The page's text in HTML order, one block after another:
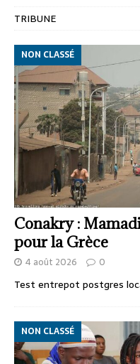
TRIBUNE
Conakry :
pour la Grèce
NON CLASSÉ
4 août 2026 0
Test entrepot postgres
NON CLASSÉ